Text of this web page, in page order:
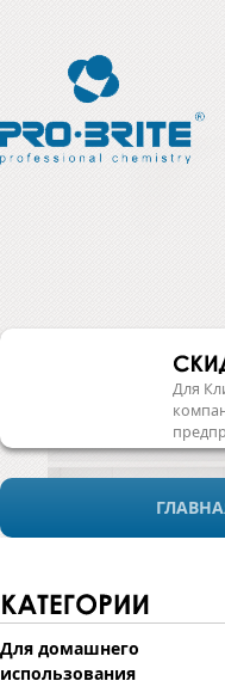
Для
Для домашнего
использования